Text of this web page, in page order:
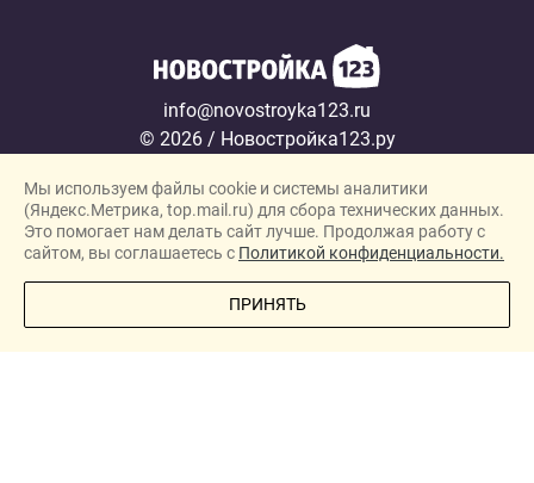
info@novostroyka123.ru
© 2026 / Новостройка123.ру
Политика конфиденциальности
Согласие на обработку персональных данных
Новостройки
Застройщики
ПОЗВОНИТЕ МНЕ
Мы используем файлы cookie и системы аналитики
(Яндекс.Метрика, top.mail.ru) для сбора технических данных.
Это помогает нам делать сайт лучше. Продолжая работу с
сайтом, вы соглашаетесь с Политикой конфиденциальности.
ПРИНЯТЬ